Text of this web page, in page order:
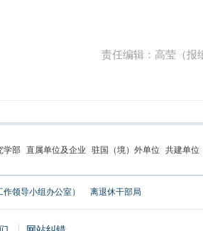
责任编辑：高莹（报
学部 直属单位及企业 驻国（境）外单位 共建单位
领导小组办公室） 离退休干部局